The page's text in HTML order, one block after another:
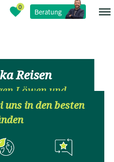
Beratung
Reisen
Löwen und
Canyons
uns in den besten